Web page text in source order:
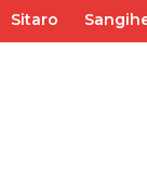
Sitaro